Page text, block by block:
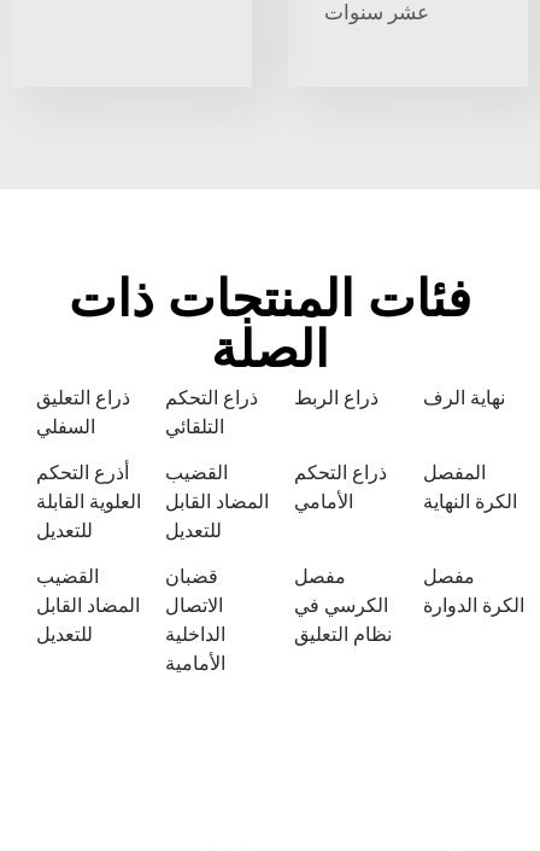
عشر سنوات
فئات المنتجات ذات
الصلة
نهاية الرف ذراع الربط
ذراع التحكم
التلقائي
ذراع التعليق
السفلي
المفصل
الكرة النهاية
ذراع التحكم
الأمامي
القضيب
المضاد القابل
للتعديل
أذرع التحكم
العلوية القابلة
للتعديل
مفصل
الكرة الدوارة
مفصل
الكرسي في
نظام التعليق
قضبان
الاتصال
الداخلية
الأمامية
القضيب
المضاد القابل
للتعديل